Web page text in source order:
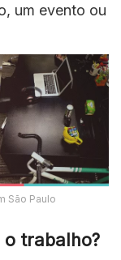
um evento ou
São Paulo
o trabalho?